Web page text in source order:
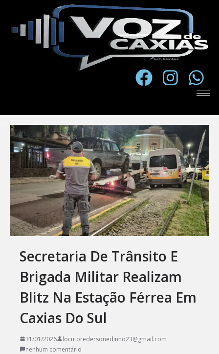
Secretaria De Trânsito E
Brigada Militar Realizam
Blitz Na Estação Férrea Em
Caxias Do Sul
31/01/2026
locutoredersonedinho23@gmail.com
nenhum comentário